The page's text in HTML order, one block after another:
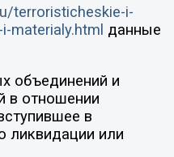
terroristicheskie-i-
materialy.html данные
объединений и
в отношении
в
ликвидации или